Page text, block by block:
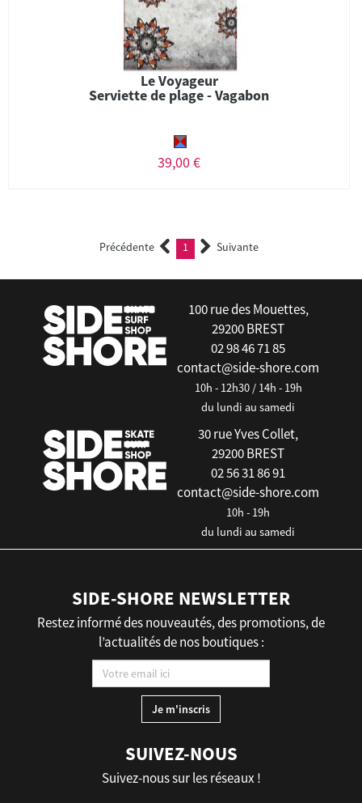
Le Voyageur
Serviette de plage - Vagabon
39,00 €
Précédente 1 (current)Suivante
100 rue des Mouettes,
29200 BREST
02 98 46 71 85
contact@side-shore.com
10h - 12h30 / 14h - 19h
du lundi au samedi
30 rue Yves Collet,
29200 BREST
02 56 31 86 91
contact@side-shore.com
10h - 19h
du lundi au samedi
SIDE-SHORE NEWSLETTER
Restez informé des nouveautés, des promotions, de
l’actualités de nos boutiques :
SUIVEZ-NOUS
Suivez-nous sur les réseaux !